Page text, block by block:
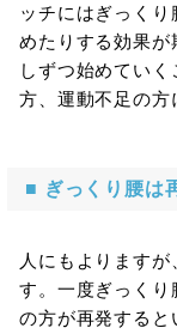
ッチにはぎっく
めたりする効果
しずつ始めてい
方、運動不足の方
■ ぎっくり腰は
人にもよります
す。一度ぎっく
の方が再発する